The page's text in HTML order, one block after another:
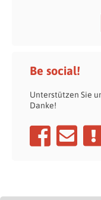
Be social!
Unterstützen Sie
Danke!